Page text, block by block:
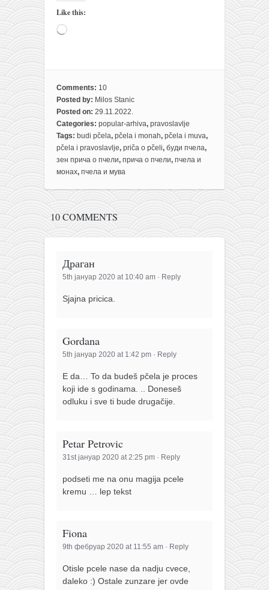
Like this:
Loading…
Comments: 10
Posted by: Milos Stanic
Posted on: 29.11.2022.
Categories: popular-arhiva, pravoslavlje
Tags: budi pčela, pčela i monah, pčela i muva,
pčela i pravoslavlje, priča o pčeli, буди пчела,
зен прича о пчели, прича о пчели, пчела и
монах, пчела и мува
10 COMMENTS
Драган
5th јануар 2020 at 10:40 am · Reply
Sjajna pricica.
Gordana
5th јануар 2020 at 1:42 pm · Reply
E da… To da budeš pčela je proces
koji ide s godinama. .. Doneseš
odluku i sve ti bude drugačije.
Petar Petrovic
31st јануар 2020 at 2:25 pm · Reply
podseti me na onu magija pcele
kremu … lep tekst
Fiona
9th фебруар 2020 at 11:55 am · Reply
Otisle pcele nase da nadju cvece,
daleko :) Ostale zunzare jer ovde